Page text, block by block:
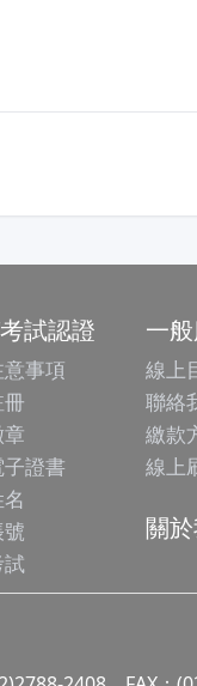
試認證
事項
證書
一
線上
聯絡
繳款
線上
關